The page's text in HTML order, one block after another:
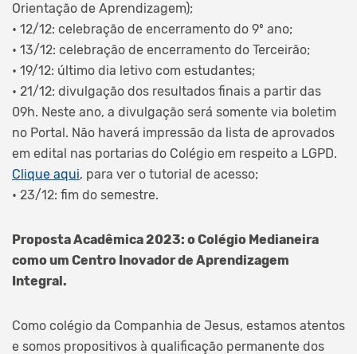
Orientação de Aprendizagem);
• 12/12: celebração de encerramento do 9º ano;
• 13/12: celebração de encerramento do Terceirão;
• 19/12: último dia letivo com estudantes;
• 21/12: divulgação dos resultados finais a partir das
09h. Neste ano, a divulgação será somente via boletim
no Portal. Não haverá impressão da lista de aprovados
em edital nas portarias do Colégio em respeito a LGPD.
Clique aqui, para ver o tutorial de acesso;
• 23/12: fim do semestre.
Proposta Acadêmica 2023: o Colégio Medianeira
como um Centro Inovador de Aprendizagem
Integral.
Como colégio da Companhia de Jesus, estamos atentos
e somos propositivos à qualificação permanente dos